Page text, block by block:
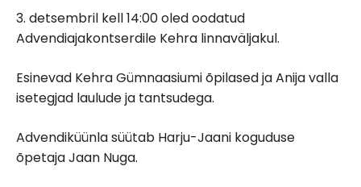
3. detsembril kell 14:00 oled oodatud
Advendiajakontserdile Kehra linnaväljakul.
Esinevad Kehra Gümnaasiumi õpilased ja Anija valla
isetegjad laulude ja tantsudega.
Advendiküünla süütab Harju-Jaani koguduse
õpetaja Jaan Nuga.